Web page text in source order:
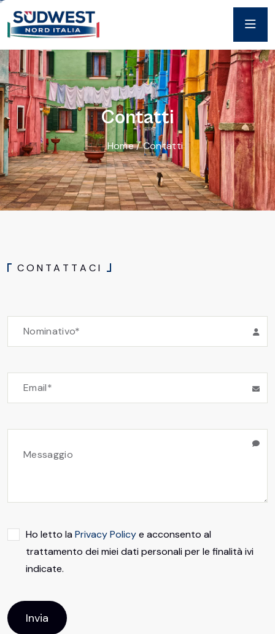
Contatti
Home/Contatti
CO N TA T T A CI
Ho letto laPrivacy Policye acconsento al
trattamento dei miei dati personali per le finalità ivi
indicate.